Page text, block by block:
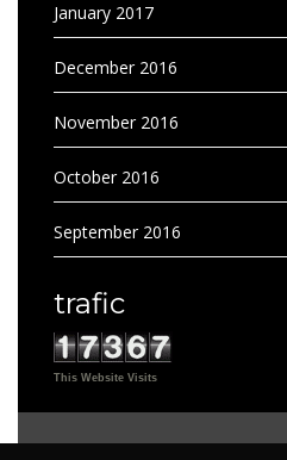
January 2017
December 2016
November 2016
October 2016
September 2016
trafic
This Website Visits